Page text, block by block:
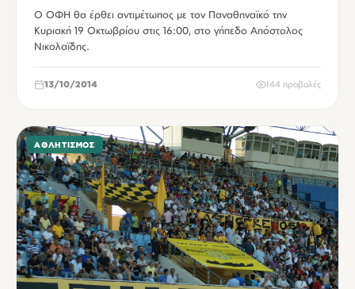
Ο ΟΦΗ θα έρθει αντιμέτωπος με τον Παναθηναϊκό την
Κυριακή 19 Οκτωβρίου στις 16:00, στο γήπεδο Απόστολος
Νικολαϊδης.
13/10/2014 144 προβολές
ΑΘΛΗΤΙΣΜΌΣ